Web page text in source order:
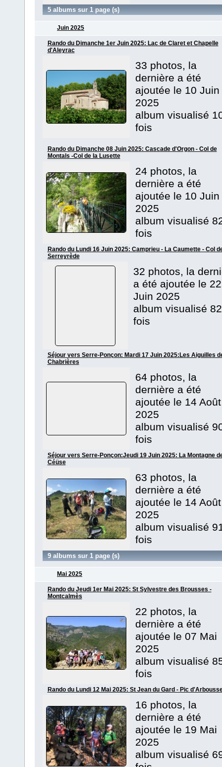
5 albums sur 1 page (s)
Juin 2025
Rando du Dimanche 1er Juin 2025: Lac de Claret et Chapelle
d'Aleyrac
33 photos, la
dernière a été
ajoutée le 10 Juin
2025
album visualisé
fois
Rando du Dimanche 08 Juin 2025: Cascade d'Orgon - Col de
Montals -Col de la Lusette
24 photos, la
dernière a été
ajoutée le 10 Juin
2025
album visualisé
fois
Rando du Lundi 16 Juin 2025: Camprieu - La Caumette - Col
Serreyrède
32 photos, la
a été ajoutée le 22
Juin 2025
album visualisé 82
fois
Séjour vers Serre-Ponçon: Mardi 17 Juin 2025:Les Aiguilles
Chabrières
64 photos, la
dernière a été
ajoutée le 14 Août
2025
album visualisé
fois
Séjour vers Serre-Ponçon:Jeudi 19 Juin 2025: La Montagne
Céüse
63 photos, la
dernière a été
ajoutée le 14 Août
2025
album visualisé
fois
9 albums sur 1 page (s)
Mai 2025
Rando du Jeudi 1er Mai 2025: St Sylvestre des Brousses -
Montcalmès
22 photos, la
dernière a été
ajoutée le 07 Mai
2025
album visualisé
fois
Rando du Lundi 12 Mai 2025: St Jean du Gard - Pic
16 photos, la
dernière a été
ajoutée le 19 Mai
2025
album visualisé